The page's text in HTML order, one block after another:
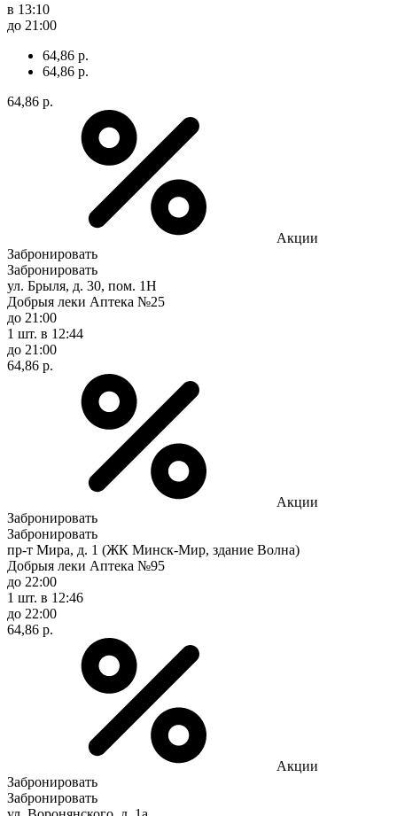
в 13:10
до 21:00
64,86 р.
64,86 р.
64,86 р.
Акции
Забронировать
Забронировать
ул. Брыля, д. 30, пом. 1Н
Добрыя леки Аптека №25
до 21:00
1 шт. в 12:44
до 21:00
64,86 р.
Акции
Забронировать
Забронировать
пр-т Мира, д. 1 (ЖК Минск-Мир, здание Волна)
Добрыя леки Аптека №95
до 22:00
1 шт. в 12:46
до 22:00
64,86 р.
Акции
Забронировать
Забронировать